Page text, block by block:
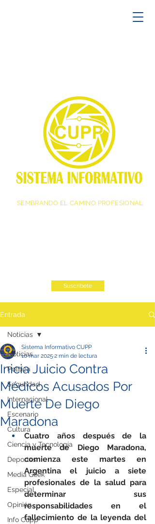
SEMBRANDO EL CAMINO PROFESIONAL
Suscribete
Entrada
Noticias
Política
Seguridad
Internacional
Escenario
Cultura
Ciencia y Tecnología
Deportes
Media Geek
Especial
Opinión
Info Cupp
Noticias
Inicia Juicio Contra
Médicos Acusados Por
Muerte De Diego
Maradona
Sistema Informativo CUPP
10 mar 2025 2 min de lectura
Cuatro años después de la
muerte de Diego Maradona,
comienza este martes en
Argentina el juicio a siete
profesionales de la salud para
determinar sus
responsabilidades en el
fallecimiento de la leyenda del